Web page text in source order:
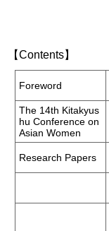
【Contents】
Foreword
The 14th Kitakyus
hu Conference on
Asian Women
Research Papers